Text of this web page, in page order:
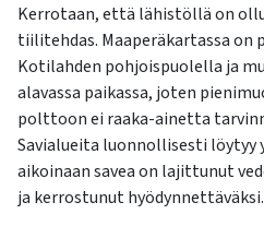
Kerrotaan, että lähistöllä on
tiilitehdas. Maaperäkartassa on
Kotilahden pohjoispuolella ja
alavassa paikassa, joten
polttoon ei raaka-ainetta
Savialueita luonnollisesti löytyy
aikoinaan savea on lajittunut
ja kerrostunut hyödynnettäväksi.